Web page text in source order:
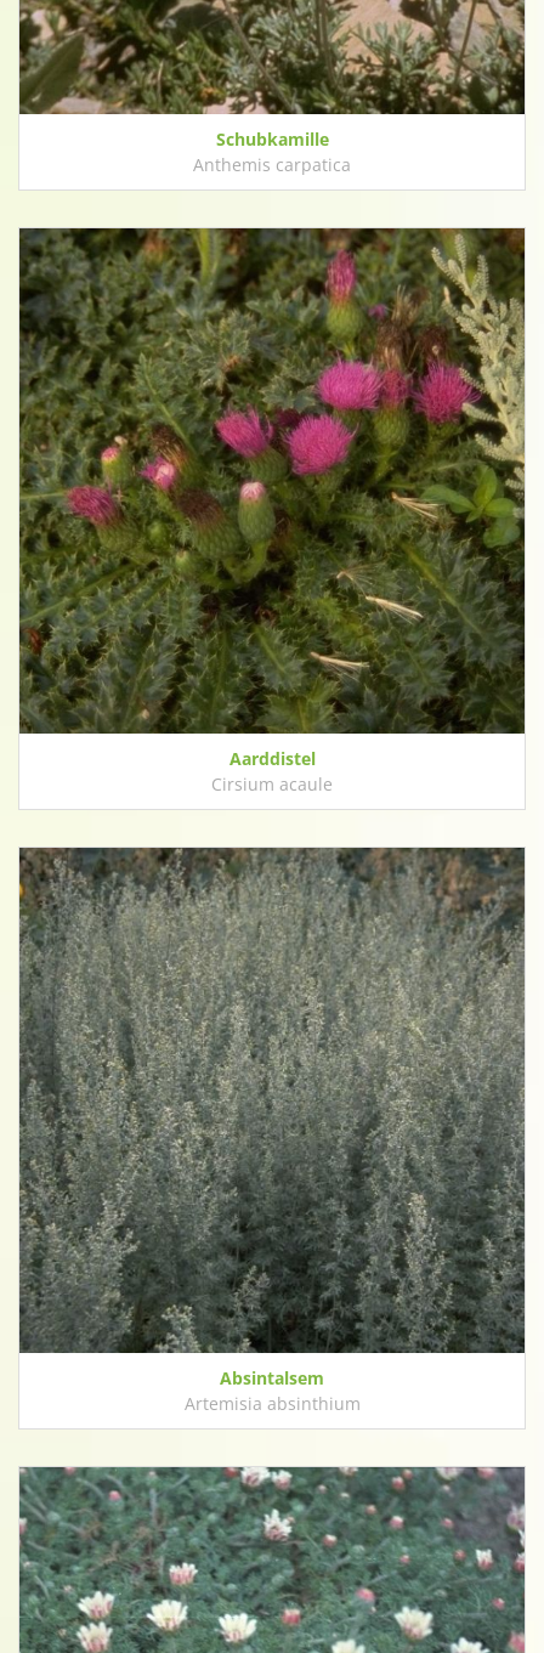
Schubkamille
Anthemis carpatica
Aarddistel
Cirsium acaule
Absintalsem
Artemisia absinthium